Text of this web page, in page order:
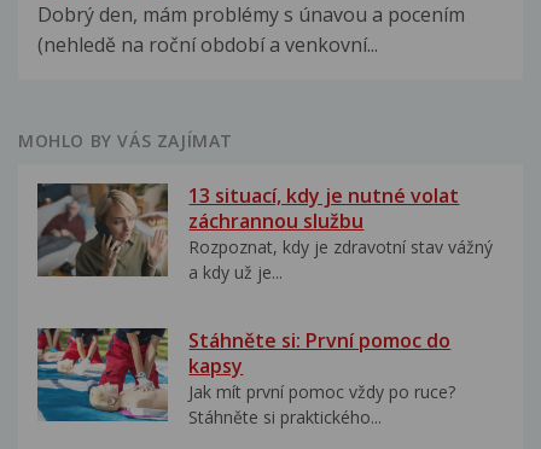
Dobrý den, mám problémy s únavou a pocením
(nehledě na roční období a venkovní...
MOHLO BY VÁS ZAJÍMAT
13 situací, kdy je nutné volat
záchrannou službu
Rozpoznat, kdy je zdravotní stav vážný
a kdy už je...
Stáhněte si: První pomoc do
kapsy
Jak mít první pomoc vždy po ruce?
Stáhněte si praktického...